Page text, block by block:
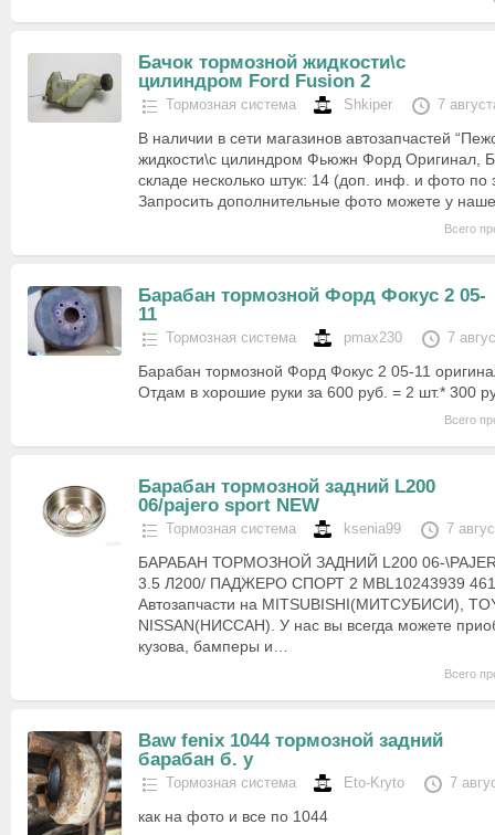
Бачок тормозной жидкости\с
цилиндром Ford Fusion 2
Тормозная система Shkiper 7
В наличии в сети магазинов автозапчастей
жидкости\с цилиндром Фьюжн Форд Оригинал, Б/
складе несколько штук: 14 (доп. инф. и фото по
Запросить дополнительные фото можете у
Всего
Барабан тормозной Форд Фокус 2 05-
11
Тормозная система pmax230 7
Барабан тормозной Форд Фокус 2 05-11
Отдам в хорошие руки за 600 руб. = 2 шт.* 300
Всего
Барабан тормозной задний L200
06/pajero sport NEW
Тормозная система ksenia99 7
БАРАБАН ТОРМОЗНОЙ ЗАДНИЙ L200 06-
3.5 Л200/ ПАДЖЕРО СПОРТ 2 MBL10243939
Автозапчасти на MITSUBISHI(МИТСУБИСИ),
NISSAN(НИССАН). У нас вы всегда можете
кузова, бамперы и…
Всего
Baw fenix 1044 тормозной задний
барабан б. у
Тормозная система Eto-Kryto 7
как на фото и все по 1044